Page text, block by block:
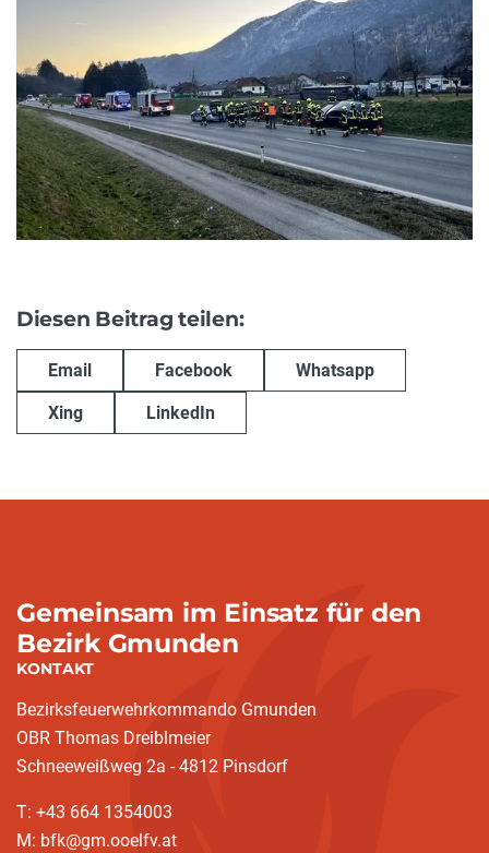
Diesen Beitrag teilen:
Email Facebook Whatsapp
Xing LinkedIn
Gemeinsam im Einsatz für den
Bezirk Gmunden
KONTAKT
Bezirksfeuerwehrkommando Gmunden
OBR Thomas Dreiblmeier
Schneeweißweg 2a - 4812 Pinsdorf
T: +43 664 1354003
M: bfk@gm.ooelfv.at